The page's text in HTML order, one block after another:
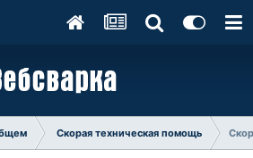
Скорая техническая помощь